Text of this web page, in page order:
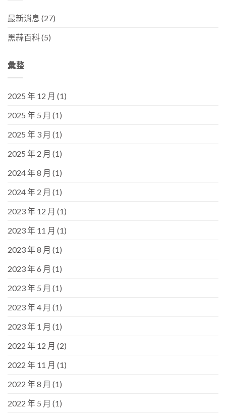
最新消息 (27)
黑蒜百科(5)
彙整
2025 年 12 月 (1)
2025 年 5 月 (1)
2025 年 3 月 (1)
2025 年 2 月 (1)
2024 年 8 月 (1)
2024 年 2 月 (1)
2023 年 12 月 (1)
2023 年 11 月 (1)
2023 年 8 月 (1)
2023 年 6 月 (1)
2023 年 5 月 (1)
2023 年 4 月 (1)
2023 年 1 月 (1)
2022 年 12 月 (2)
2022 年 11 月 (1)
2022 年 8 月 (1)
2022 年 5 月 (1)